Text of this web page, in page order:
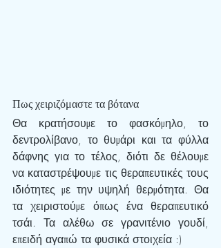
Πως χειριζόμαστε τα βότανα
Θα κρατήσουμε το φασκόμηλο, το
δεντρολίβανο, το θυμάρι και τα φύλλα
δάφνης για το τέλος, διότι δε θέλουμε
να καταστρέψουμε τις θεραπευτικές τους
ιδιότητες με την υψηλή θερμότητα. Θα
τα χειριστούμε όπως ένα θεραπευτικό
τσάι. Τα αλέθω σε γρανιτένιο γουδί,
επειδή αγαπώ τα φυσικά στοιχεία :)